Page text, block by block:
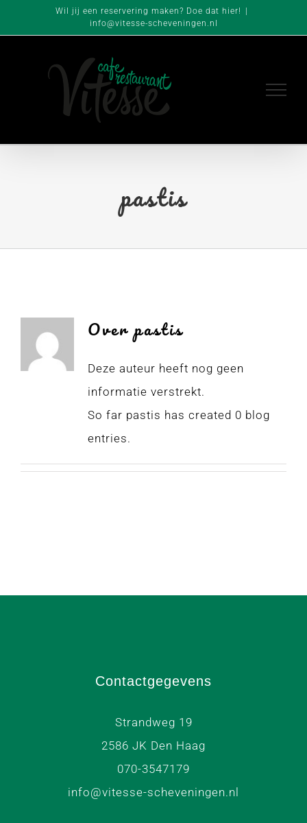
naar
Wil jij een reservering maken? Doe dat hier!
info@vitesse-scheveningen.nl
pastis
Overpastis
Deze auteur heeft nog geen
informatie verstrekt.
So far pastis has created 0 blog
entries.
Contactgegevens
Strandweg 19
2586 JK Den Haag
070-3547179
info@vitesse-scheveningen.nl